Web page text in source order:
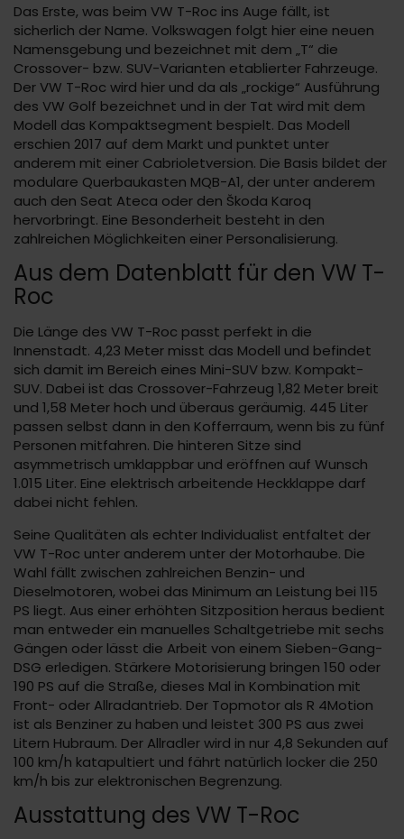
Das Erste, was beim VW T-Roc ins Auge fällt, ist
sicherlich der Name. Volkswagen folgt hier eine neuen
Namensgebung und bezeichnet mit dem „T“ die
Crossover- bzw. SUV-Varianten etablierter Fahrzeuge.
Der VW T-Roc wird hier und da als „rockige“ Ausführung
des VW Golf bezeichnet und in der Tat wird mit dem
Modell das Kompaktsegment bespielt. Das Modell
erschien 2017 auf dem Markt und punktet unter
anderem mit einer Cabrioletversion. Die Basis bildet der
modulare Querbaukasten MQB-A1, der unter anderem
auch den Seat Ateca oder den Škoda Karoq
hervorbringt. Eine Besonderheit besteht in den
zahlreichen Möglichkeiten einer Personalisierung.
Aus dem Datenblatt für den VW T-
Roc
Die Länge des VW T-Roc passt perfekt in die
Innenstadt. 4,23 Meter misst das Modell und befindet
sich damit im Bereich eines Mini-SUV bzw. Kompakt-
SUV. Dabei ist das Crossover-Fahrzeug 1,82 Meter breit
und 1,58 Meter hoch und überaus geräumig. 445 Liter
passen selbst dann in den Kofferraum, wenn bis zu fünf
Personen mitfahren. Die hinteren Sitze sind
asymmetrisch umklappbar und eröffnen auf Wunsch
1.015 Liter. Eine elektrisch arbeitende Heckklappe darf
dabei nicht fehlen.
Seine Qualitäten als echter Individualist entfaltet der
VW T-Roc unter anderem unter der Motorhaube. Die
Wahl fällt zwischen zahlreichen Benzin- und
Dieselmotoren, wobei das Minimum an Leistung bei 115
PS liegt. Aus einer erhöhten Sitzposition heraus bedient
man entweder ein manuelles Schaltgetriebe mit sechs
Gängen oder lässt die Arbeit von einem Sieben-Gang-
DSG erledigen. Stärkere Motorisierung bringen 150 oder
190 PS auf die Straße, dieses Mal in Kombination mit
Front- oder Allradantrieb. Der Topmotor als R 4Motion
ist als Benziner zu haben und leistet 300 PS aus zwei
Litern Hubraum. Der Allradler wird in nur 4,8 Sekunden auf
100 km/h katapultiert und fährt natürlich locker die 250
km/h bis zur elektronischen Begrenzung.
Ausstattung des VW T-Roc